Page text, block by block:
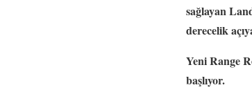
sağlayan
derecelik
Yeni Range
başlıyor.